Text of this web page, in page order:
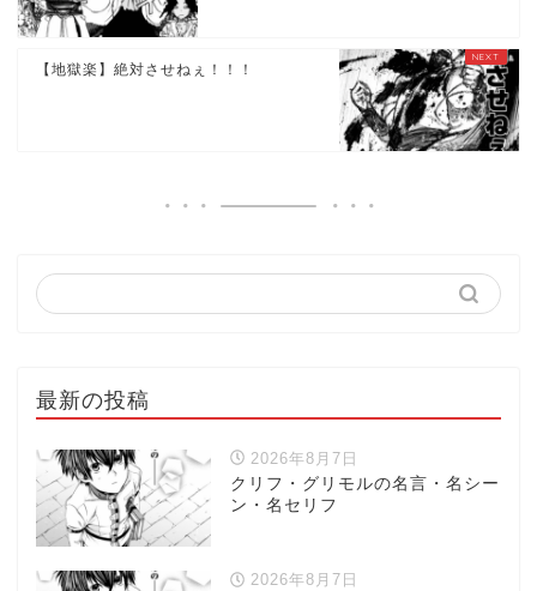
【地獄楽】絶対させねぇ！！！
最新の投稿
2026年8月7日
クリフ・グリモルの名言・名シー
ン・名セリフ
2026年8月7日